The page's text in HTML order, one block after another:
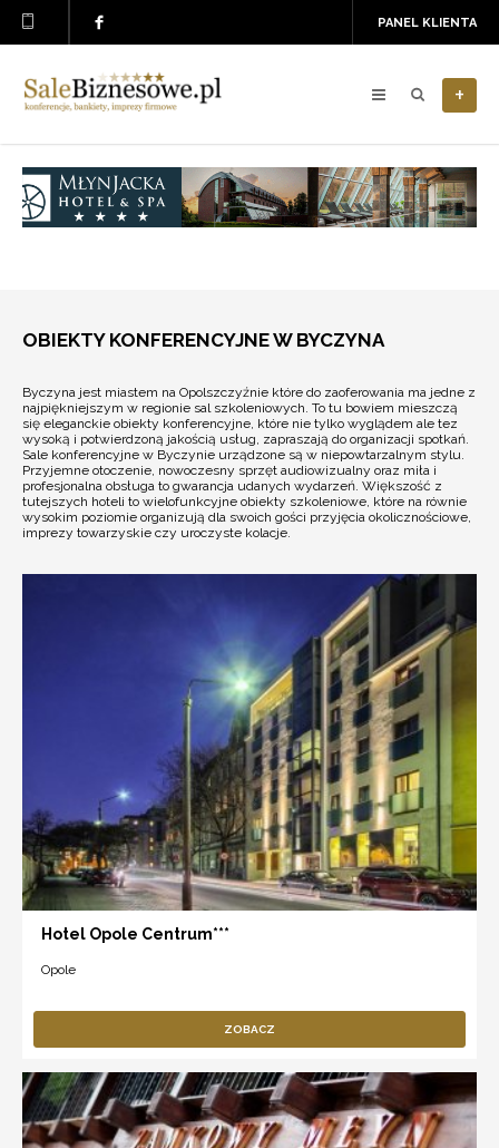
PANEL KLIENTA
+
OBIEKTY KONFERENCYJNE W BYCZYNA
Byczyna jest miastem na Opolszczyźnie które do zaoferowania ma jedne z
najpiękniejszym w regionie sal szkoleniowych. To tu bowiem mieszczą
się eleganckie obiekty konferencyjne, które nie tylko wyglądem ale tez
wysoką i potwierdzoną jakością usług, zapraszają do organizacji spotkań.
Sale konferencyjne w Byczynie urządzone są w niepowtarzalnym stylu.
Przyjemne otoczenie, nowoczesny sprzęt audiowizualny oraz miła i
profesjonalna obsługa to gwarancja udanych wydarzeń. Większość z
tutejszych hoteli to wielofunkcyjne obiekty szkoleniowe, które na równie
wysokim poziomie organizują dla swoich gości przyjęcia okolicznościowe,
imprezy towarzyskie czy uroczyste kolacje.
Hotel Opole Centrum***
Opole
ZOBACZ